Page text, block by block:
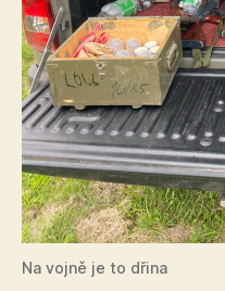
Na vojně je to dřina